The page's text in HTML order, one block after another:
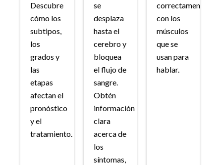
Descubre
cómo los
subtipos,
los
grados y
las
etapas
afectan el
pronóstico
y el
tratamiento.
se
desplaza
hasta el
cerebro y
bloquea
el flujo de
sangre.
Obtén
información
clara
acerca de
los
síntomas,
correctamente
con los
músculos
que se
usan para
hablar.